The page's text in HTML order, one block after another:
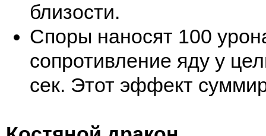
близости.
Споры наносят 100
сопротивление яду у
сек. Этот эффект